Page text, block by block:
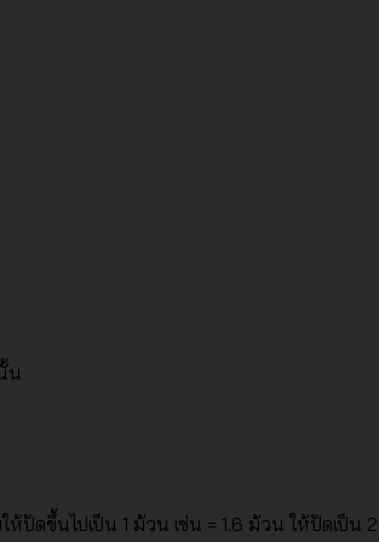
น
ดขึ้นไปเป็น 1 ม้วน เช่น = 1.6 ม้วน ให้ปัดเป็น